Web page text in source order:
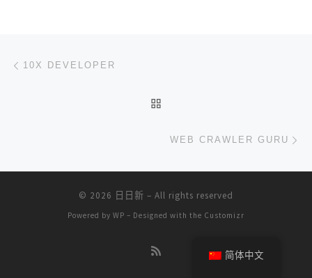
文章导航
10X DEVELOPER
WEB CRAWLER GURU
© 2026 日日新 – All rights reserved
Powered by WP – Designed with the Customizr
简体中文